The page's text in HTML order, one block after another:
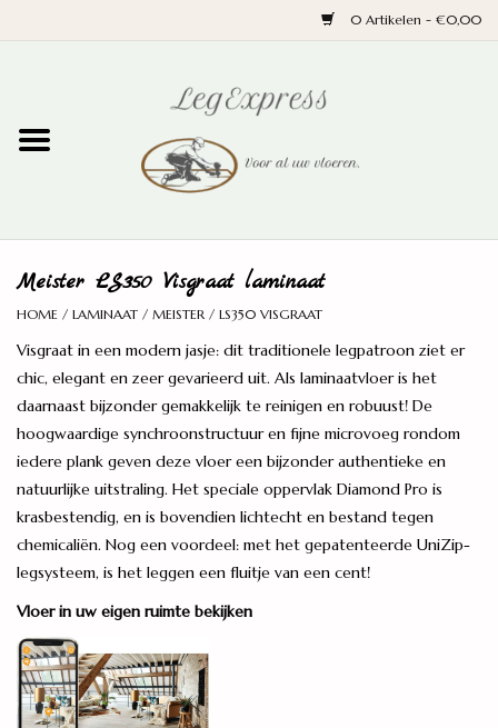
0 Artikelen - €0,00
Parket
Ondervloeren
Wand en trap
Legservice
Showroom
Merken
Meister LS350 Visgraat laminaat
HOME / LAMINAAT / MEISTER / LS350 VISGRAAT
Visgraat in een modern jasje: dit traditionele legpatroon ziet er
chic, elegant en zeer gevarieerd uit. Als laminaatvloer is het
daarnaast bijzonder gemakkelijk te reinigen en robuust! De
hoogwaardige synchroonstructuur en fijne microvoeg rondom
iedere plank geven deze vloer een bijzonder authentieke en
natuurlijke uitstraling. Het speciale oppervlak Diamond Pro is
krasbestendig, en is bovendien lichtecht en bestand tegen
chemicaliën. Nog een voordeel: met het gepatenteerde UniZip-
legsysteem, is het leggen een fluitje van een cent!
Vloer in uw eigen ruimte bekijken